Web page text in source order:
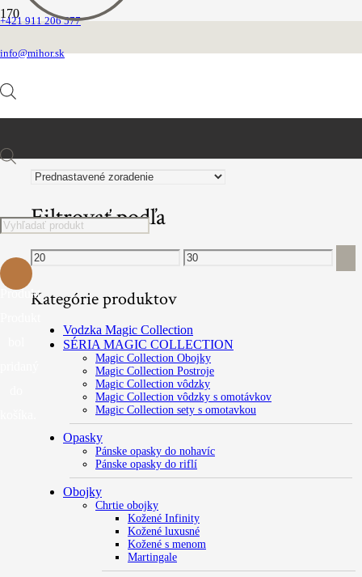
+421 911 206 577
info@mihor.sk
Products
search
Produkt
Nylonové s výšivkou
Filtrovať podľa
Minimálna
cena
Maximálna
cena
Kategórie produktov
Vodzka Magic Collection
SÉRIA MAGIC COLLECTION
Magic Collection Obojky
Magic Collection Postroje
Magic Collection vôdzky
Magic Collection vôdzky s omotávkov
Magic Collection sety s omotavkou
Opasky
Pánske opasky do nohavíc
Pánske opasky do riflí
Obojky
Chrtie obojky
Kožené Infinity
Kožené luxusné
Kožené s menom
Martingale